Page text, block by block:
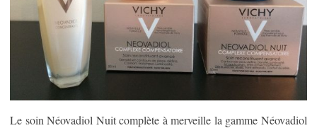
Le soin Néovadiol Nuit complète à merveille la gamme Néovadiol